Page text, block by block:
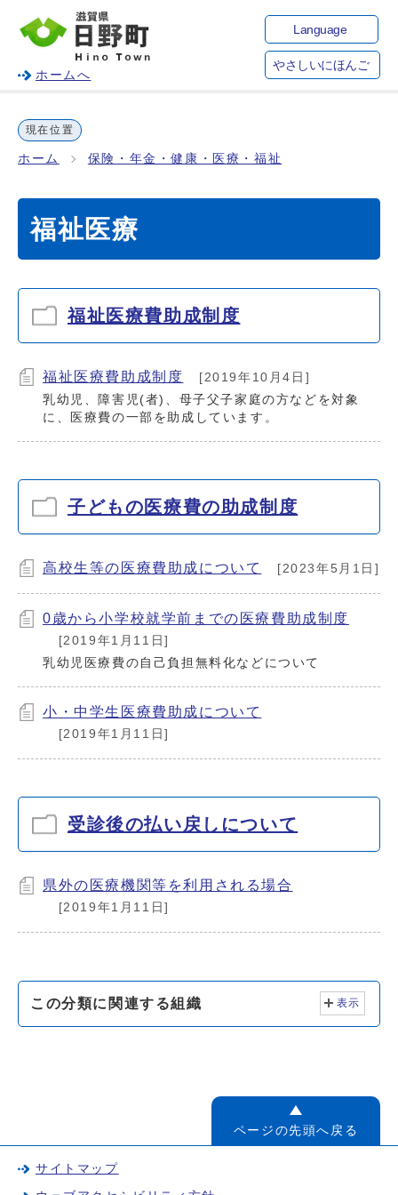
ホームへ
Language
やさしいにほんご
現在位置
ホーム 保険・年金・健康・医療・福祉
福祉医療
福祉医療費助成制度
福祉医療費助成制度
[2019年10月4日]
乳幼児、障害児(者)、母子父子家庭の方などを対象
に、医療費の一部を助成しています。
子どもの医療費の助成制度
高校生等の医療費助成について [2023年5月1日]
0歳から小学校就学前までの医療費助成制度
[2019年1月11日]
乳幼児医療費の自己負担無料化などについて
小・中学生医療費助成について
[2019年1月11日]
受診後の払い戻しについて
県外の医療機関等を利用される場合
[2019年1月11日]
この分類に関連する組織 表示
ページの先頭へ戻る
サイトマップ